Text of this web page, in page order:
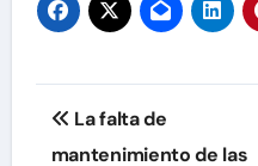
Navegación
de
La falta de
mantenimiento de las